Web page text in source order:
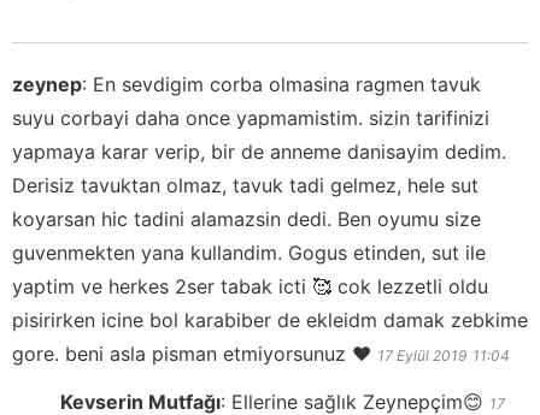
zeynep: En sevdigim corba olmasina ragmen tavuk
suyu corbayi daha once yapmamistim. sizin tarifinizi
yapmaya karar verip, bir de anneme danisayim dedim.
Derisiz tavuktan olmaz, tavuk tadi gelmez, hele sut
koyarsan hic tadini alamazsin dedi. Ben oyumu size
guvenmekten yana kullandim. Gogus etinden, sut ile
yaptim ve herkes 2ser tabak icti 🥰 cok lezzetli oldu
pisirirken icine bol karabiber de ekleidm damak zebkime
gore. beni asla pisman etmiyorsunuz ❤ 17 Eylül 2019 11:04
Kevserin Mutfağı: Ellerine sağlık Zeynepçim😊 17